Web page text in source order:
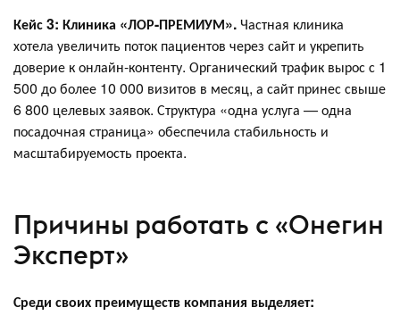
Кейс 3: Клиника «ЛОР-ПРЕМИУМ».Частная клиника
хотела увеличить поток пациентов через сайт и укрепить
доверие к онлайн-контенту. Органический трафик вырос с 1
500 до более 10 000 визитов в месяц, а сайт принес свыше
6 800 целевых заявок. Структура «одна услуга — одна
посадочная страница» обеспечила стабильность и
масштабируемость проекта.
Причины работать с «Онегин
Эксперт»
Среди своих преимуществ компания выделяет: